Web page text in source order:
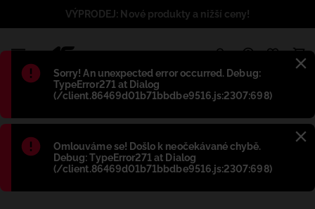
Błąd:
Sorry! An unexpected error occurred. Debug:
TypeError271 at Dialog
(/client.86469d01b71bbdbe9516.js:2307:698)
Błąd:
Omlouváme se! Došlo k neočekávané chybě.
Debug: TypeError271 at Dialog
(/client.86469d01b71bbdbe9516.js:2307:698)
VÝPRODEJ: Nové produkty a nižší ceny!